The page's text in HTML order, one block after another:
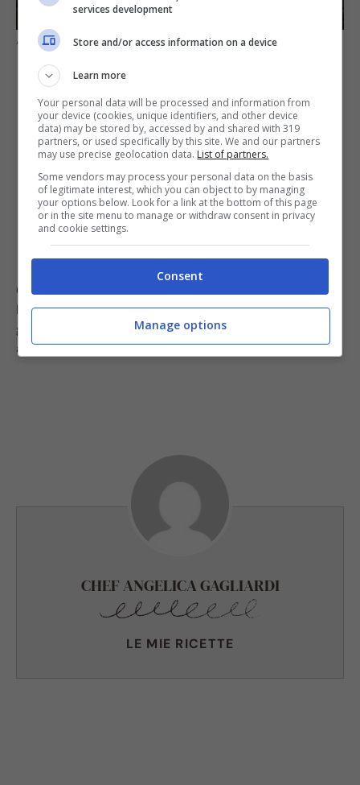
Attenzione al profumo e alla consistenza (fonte pixabey)
Consiglio extra
: se abbiamo in casa dei pomodori che
hanno superato il tempo di maturazione, non dobbiamo
gettarli via. Possiamo utilizzarli per passate o essiccati
al forno!
CHEF ANGELICA GAGLIARDI
LE MIE RICETTE
services development
Store and/or access information on a device
Learn more
Your personal data will be processed and information from
your device (cookies, unique identifiers, and other device
data) may be stored by, accessed by and shared with 319
partners, or used specifically by this site. We and our partners
may use precise geolocation data. List of partners.
Some vendors may process your personal data on the basis
of legitimate interest, which you can object to by managing
your options below. Look for a link at the bottom of this page
or in the site menu to manage or withdraw consent in privacy
and cookie settings.
Consent
Manage options